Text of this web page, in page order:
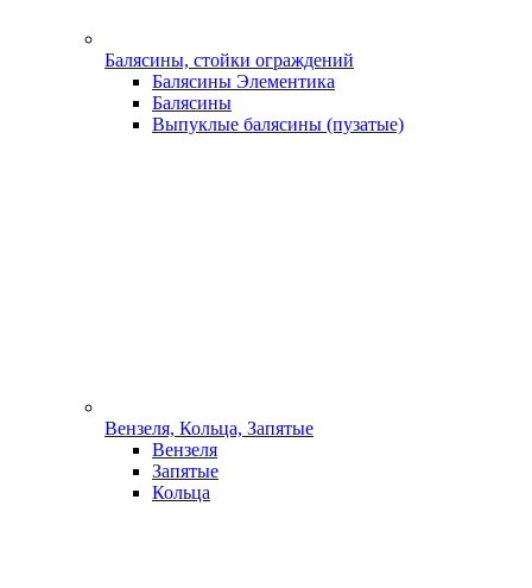
Балясины, стойки ограждений
Балясины Элементика
Балясины
Выпуклые балясины (пузатые)
Вензеля, Кольца, Запятые
Вензеля
Запятые
Кольца